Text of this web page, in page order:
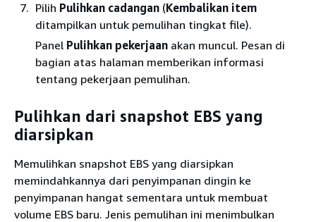
Pilih Pulihkan cadangan (Kembalikan item
ditampilkan untuk pemulihan tingkat file).
Panel Pulihkan pekerjaan akan muncul. Pesan di
bagian atas halaman memberikan informasi
tentang pekerjaan pemulihan.
Pulihkan dari snapshot EBS yang
diarsipkan
Memulihkan snapshot EBS yang diarsipkan
memindahkannya dari penyimpanan dingin ke
penyimpanan hangat sementara untuk membuat
volume EBS baru. Jenis pemulihan ini menimbulkan